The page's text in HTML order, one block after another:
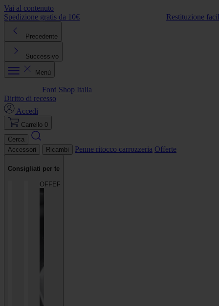
Vai al contenuto
Spedizione gratis da 10€
Restituzione
Precedente
Successivo
Menù
Ford Shop Italia
Diritto di recesso
Accedi
Carrello 0
Cerca
Accessori
Ricambi Penne ritocco carrozzeria Offerte
Consigliati per te
OFFERTA